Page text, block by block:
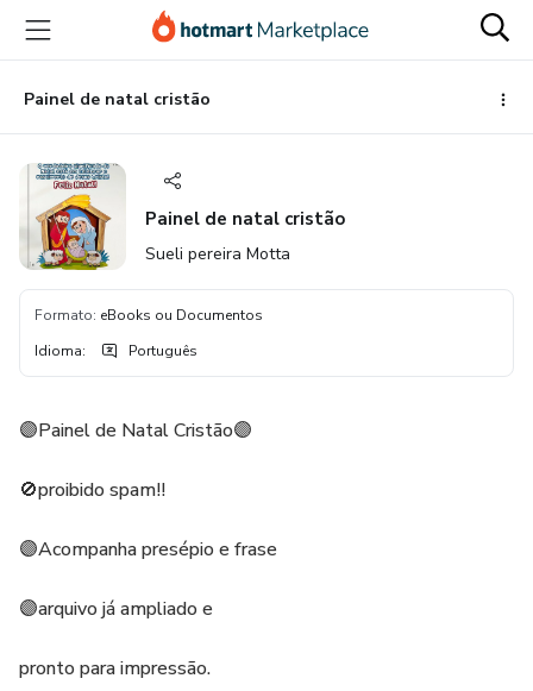
para
conteúdo
principal
para
pagamento
para
rodapé
Painel de natal cristão
Painel de natal cristão
Sueli pereira Motta
Formato: eBooks ou Documentos
Idioma: Português
🟣Painel de Natal Cristão🟣
🚫proibido spam!!
🟣Acompanha presépio e frase
🟣arquivo já ampliado e
pronto para impressão.